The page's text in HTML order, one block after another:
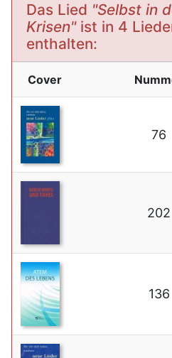
Das Lied "Selbst in
Krisen"ist in 4
enthalten:
Cover
76
202
136